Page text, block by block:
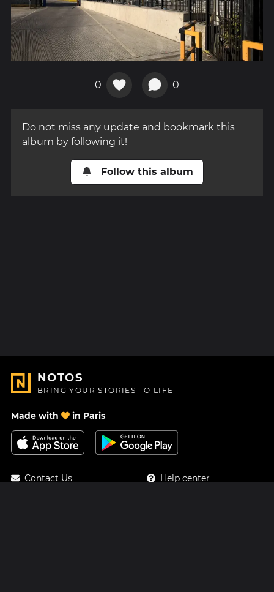
0 0
Do not miss any update and bookmark this
album by following it!
Follow this album
NOTOS
BRING YOUR STORIES TO LIFE
Made with in Paris
Contact Us
Help center